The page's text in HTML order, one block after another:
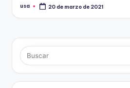
Publicado
usa 20 de marzo de 2021